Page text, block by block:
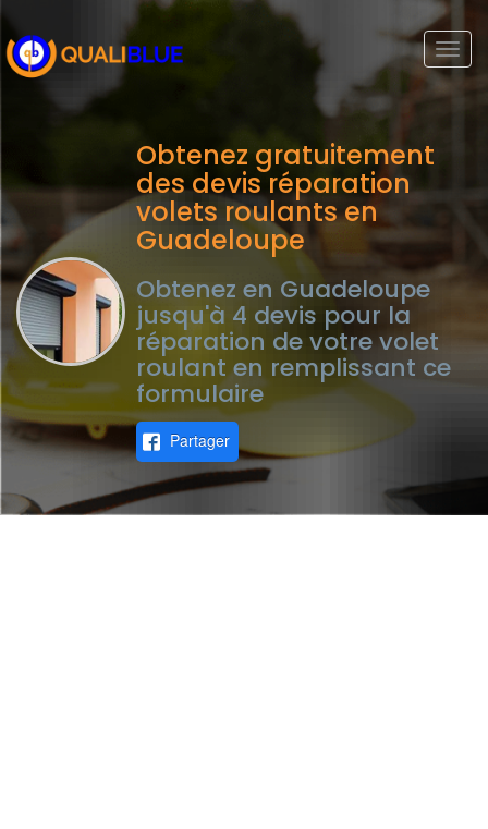
Obtenez gratuitement
des devis réparation
volets roulants en
Guadeloupe
Obtenez en Guadeloupe
jusqu'à 4 devis pour la
réparation de votre volet
roulant en remplissant ce
formulaire
Partager